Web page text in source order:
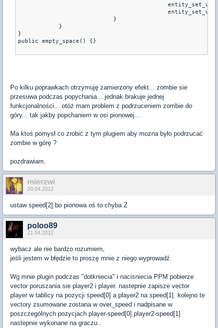
			    }
	    }
}
public empty_space() {}
Po kilku poprawkach otrzymuję zamierzony efekt... zombie sie
przesuwa podczas popychania... jednak brakuje jednej
funkcjonalności... otóż mam problem z podrzuceniem zombie do
góry... tak jakby popchaniem w osi pionowej...
Ma ktoś pomysł co zrobić z tym plugiem aby mozna było podrzucać
zombie w górę ?
pozdrawiam.
mierzwi
20.04.2012
ustaw speed[2] bo pionowa oś to chyba Z
poloo89
21.04.2012
wybacz ale nie bardzo rozumiem,
jeśli jestem w błędzie to proszę mnie z niego wyprowadź.
Wg mnie plugin podczas "dotkniecia" i nacisniecia PPM pobierze
vector poruszania sie player2 i player. nastepnie zapisze vector
player w tablicy na pozycji speed[0] a player2 na speed[1]. kolejno te
vectory zsumowane zostana w over_speed i nadpisane w
poszczególnych pozycjach player-speed[0] player2-speed[1]
nastepnie wykonane na graczu..